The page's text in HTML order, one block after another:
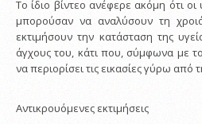
Το ίδιο βίντεο ανέφερε ακόμη ότι
μπορούσαν να αναλύσουν τη
εκτιμήσουν την κατάσταση της
άγχους του, κάτι που, σύμφωνα με
να περιορίσει τις εικασίες γύρω από
Αντικρουόμενες εκτιμήσεις